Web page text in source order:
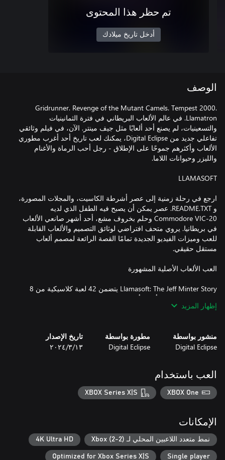
تم حظر هذا المحتوى
أدخل تاريخ ميلادك
الوصف
Gridrunner. Revenge of the Mutant Camels. Tempest 2000.
Llamatron. في عالم الألعاب البريطاني في فترة الثمانينيات
والتسعينيات، لم يصنع أحد ألعابًا مثل جيف مينتر. الآن، في فيلم وثائقي
تفاعلي جديد من Digital Eclipse، يمكنك لعب تاريخ أحد أغرب مطوري
الألعاب وأكثرهم جموحًا على الإطلاق - رجل أحب الرماة والأغنام
ارجع في رحلة زمنية إلى عصر أشرطة الكاسيت، والمجلات المصورة،
و README.TXT. عصر يمكن أن يصبح فيه الطفل الذي لديه
Commodore VIC-20 وحلم بخروف مشع، أحد أشهر صانعي الألعاب
في بريطانيا. يروي متحف افتراضي لوثائق التصميم والألعاب القابلة
للعب وميزات الفيديو الجديدة تمامًا القصة الرائعة لمصمم ألعاب
Llamasoft: The Jeff Minter Story يتضمن 42 لعبة كلاسيكية من 8
عصري مفعمة بالإثارة - مع الاستمرار في التشغيل بجوهر إصدار
Sheep In Space. Andes Attack. Attack of the Mutant Camels.
Matrix. Metagalactic Llamas Battle at the Edge of Time. Hellgate.
إظهار المزيد
منشور بواسطة
Digital Eclipse
مطورة بواسطة
Digital Eclipse
تاريخ الإصدار
١٣‏/٣‏/٢٠٢٤
العب باستخدام
XBOX One
XBOX Series X|S
الإمكانات
نمط متعدد اللاعبين المحلي لـ Xbox (2-2) 4K Ultra HD
Single player
Optimized for Xbox Series X|S